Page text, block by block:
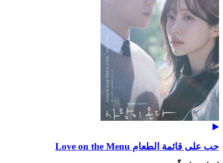
حب على قائمة الطعام Love on the Menu